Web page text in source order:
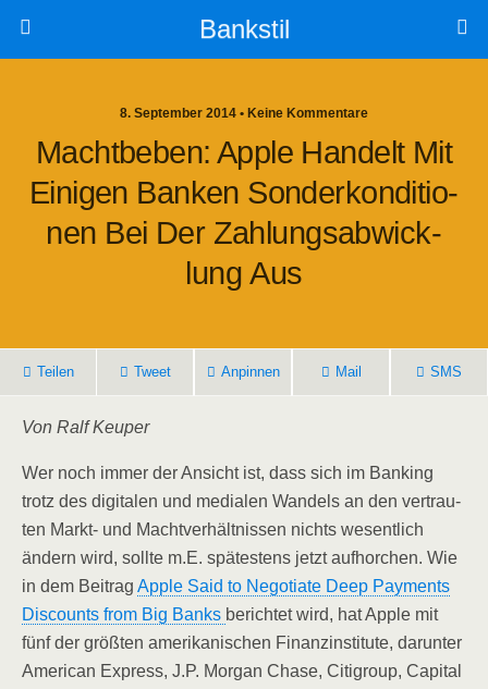
Bankstil
8. September 2014 • Keine Kommentare
Macht­be­ben: Apple Han­delt Mit
Eini­gen Ban­ken Son­der­kon­di­tio­
Nen Bei Der Zah­lungs­ab­wick­
Lung Aus
Tei­len Tweet Anpin­nen Mail SMS
Von Ralf Keuper
Wer noch immer der Ansicht ist, dass sich im Ban­king
trotz des digi­ta­len und media­len Wan­dels an den ver­trau­
ten Markt- und Macht­ver­hält­nis­sen nichts wesent­lich
ändern wird, soll­te m.E. spä­tes­tens jetzt auf­hor­chen. Wie
in dem Bei­trag Apple Said to Nego­tia­te Deep Pay­ments
Dis­counts from Big Banks berich­tet wird, hat Apple mit
fünf der größ­ten ame­ri­ka­ni­schen Finanz­in­sti­tu­te, dar­un­ter
Ame­ri­can Express, J.P. Mor­gan Cha­se, Citigroup, Capi­tal